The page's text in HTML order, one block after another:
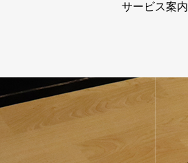
サービス案内